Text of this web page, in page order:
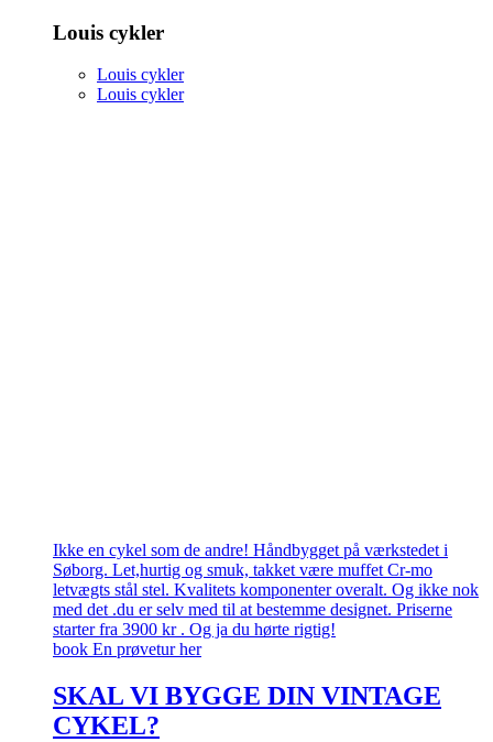
Louis cykler
Louis cykler
Louis cykler
Ikke en cykel som de andre! Håndbygget på værkstedet i
Søborg. Let,hurtig og smuk, takket være muffet Cr-mo
letvægts stål stel. Kvalitets komponenter overalt. Og ikke nok
med det .du er selv med til at bestemme designet. Priserne
starter fra 3900 kr . Og ja du hørte rigtig!
book En prøvetur her
SKAL VI BYGGE DIN VINTAGE
CYKEL?